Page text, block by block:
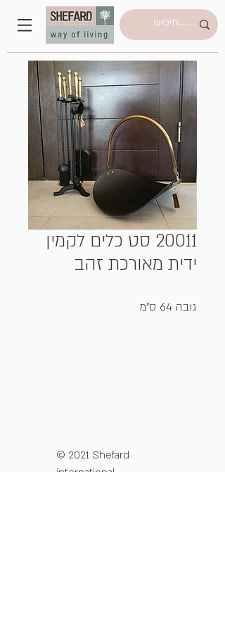
20011 סט כלים לקמין
ידית מאורכת זהב
גובה 64 ס"מ
© 2021 Shefard
international